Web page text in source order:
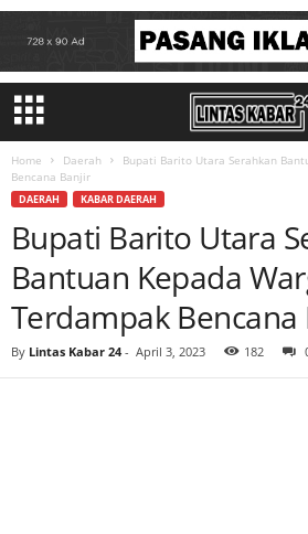
Home Daerah
Bupati Barito Utara Serahkan
Bencana Banjir
DAERAH KABAR DAERAH
Bupati Barito Utara
Bantuan Kepada
Terdampak Bencana
By Lintas Kabar 24- April 3, 2023 182